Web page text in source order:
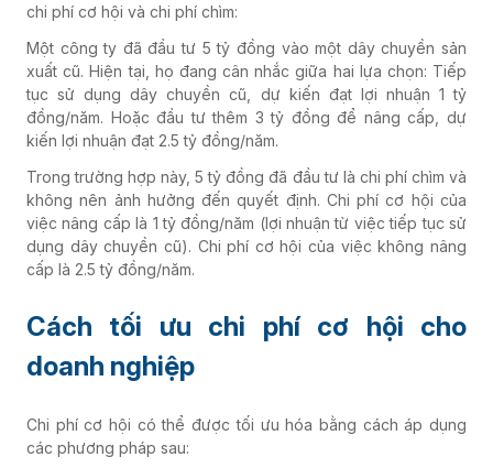
chi phí cơ hội và chi phí chìm:
Một công ty đã đầu tư 5 tỷ đồng vào một dây chuyền sản
xuất cũ. Hiện tại, họ đang cân nhắc giữa hai lựa chọn: Tiếp
tục sử dụng dây chuyền cũ, dự kiến đạt lợi nhuận 1 tỷ
đồng/năm. Hoặc đầu tư thêm 3 tỷ đồng để nâng cấp, dự
kiến lợi nhuận đạt 2.5 tỷ đồng/năm.
Trong trường hợp này, 5 tỷ đồng đã đầu tư là chi phí chìm và
không nên ảnh hưởng đến quyết định. Chi phí cơ hội của
việc nâng cấp là 1 tỷ đồng/năm (lợi nhuận từ việc tiếp tục sử
dụng dây chuyền cũ). Chi phí cơ hội của việc không nâng
cấp là 2.5 tỷ đồng/năm.
Cách tối ưu chi phí cơ hội cho
doanh nghiệp
Chi phí cơ hội có thể được tối ưu hóa bằng cách áp dụng
các phương pháp sau: